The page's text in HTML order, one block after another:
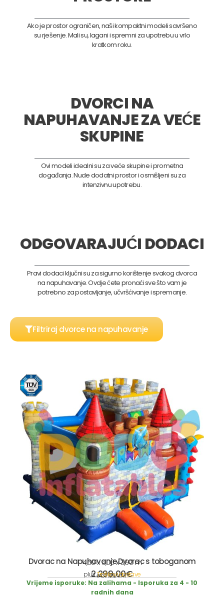
Ako je prostor ograničen, naši kompaktni modeli savršeno
su rješenje. Mali su, lagani i spremni za upotrebu u vrlo
kratkom roku.
DVORCI NA
NAPUHAVANJE ZA VEĆE
SKUPINE
Ovi modeli idealni su za veće skupine i prometna
događanja. Nude dodatni prostor i osmišljeni su za
intenzivnu upotrebu.
ODGOVARAJUĆI DODACI
Pravi dodaci ključni su za sigurno korištenje svakog dvorca
na napuhavanje. Ovdje ćete pronaći sve što vam je
potrebno za postavljanje, učvršćivanje i spremanje.
Filtriraj dvorce na napuhavanje
Dvorac na Napuhavanje Dvorac s toboganom
4,50 x 6,00 x 3,90 m
2.299,00€
incl. 19% VAT
plusTroškovi dostave
Vrijeme isporuke: Na zalihama - Isporuka za 4 - 10
radnih dana